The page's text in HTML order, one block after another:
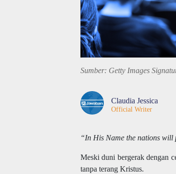
Sumber: Getty Images
Claudia Jessica
Official Writer
“In His Name the nations will
Meski duni bergerak dengan
tanpa terang Kristus.